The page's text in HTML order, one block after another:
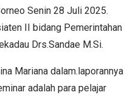
Senin 28 Juli 2025.
II bidang Pemerintahan
Drs.Sandae M.Si.
Mariana dalam.laporannya
adalah para pelajar